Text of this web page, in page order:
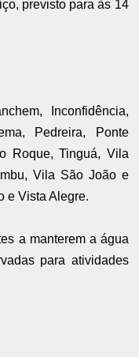
previsto para às 14
Inconfidência,
Pedreira, Ponte
Roque, Tinguá, Vila
Vila São João e
e Vista Alegre.
a manterem a água
para atividades